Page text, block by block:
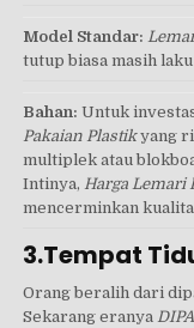
Model Standar:
tutup biasa masih
Bahan: Untuk
Pakaian Plastikyang
multiplek atau
Intinya,Harga Lemari
mencerminkan
3.Tempat
Orang beralih dari
Sekarang eranya